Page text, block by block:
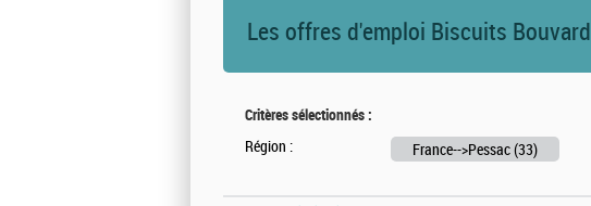
Les offres d'emploi Biscuits Bouvard
Critères sélectionnés :
Région : France-->Pessac (33)